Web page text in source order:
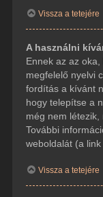
Vissza a tetejére
A használni
Ennek az az
megfelelő nyelvi
fordítás a kívánt
hogy telepítse a
még nem létezik,
További
weboldalát (a
Vissza a tetejére